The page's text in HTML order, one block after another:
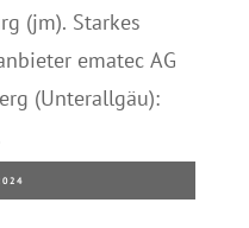
(jm). Starkes
ematec AG
(Unterallgäu):